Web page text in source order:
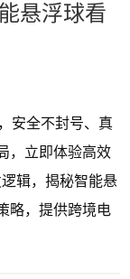
悬浮球看
安全不封号、真
，立即体验高效
辑，揭秘智能悬
略，提供跨境电